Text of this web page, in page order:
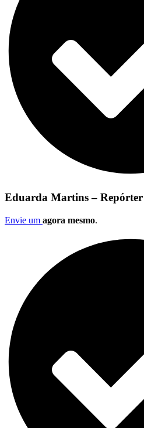
Eduarda Martins – Repórter
Envie um agora mesmo.